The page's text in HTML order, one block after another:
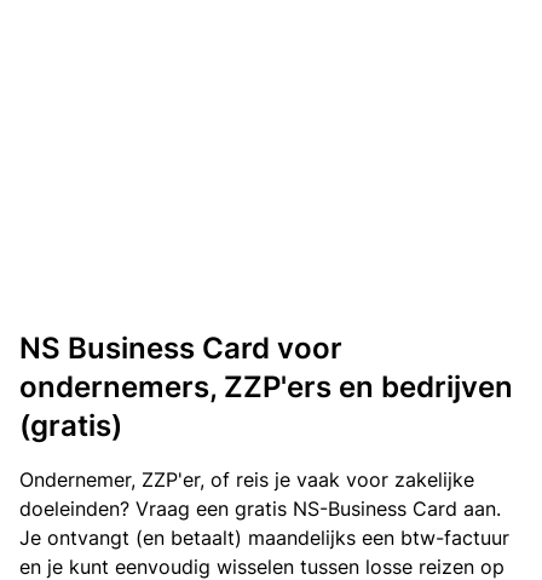
NS Business Card voor
ondernemers, ZZP'ers en bedrijven
(gratis)
Ondernemer, ZZP'er, of reis je vaak voor zakelijke
doeleinden? Vraag een gratis NS-Business Card aan.
Je ontvangt (en betaalt) maandelijks een btw-factuur
en je kunt eenvoudig wisselen tussen losse reizen op